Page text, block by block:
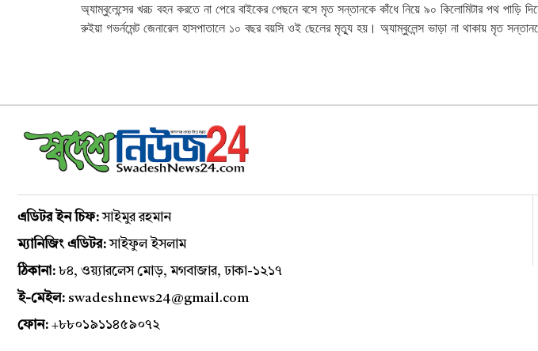
অ্যাম্বুলেন্সের খরচ বহন করতে না পেরে বাইকের পেছনে বসে মৃত সন্তানকে কাঁধে নিয়ে ৯০ কিলোমিটার পথ পাড়ি
রুইয়া গভর্নমেন্ট জেনারেল হাসপাতালে ১০ বছর বয়সি ওই ছেলের মৃত্যু হয়। অ্যাম্বুলেন্স ভাড়া না থাকায় মৃত
এডিটর ইন চিফ:সাইমুর রহমান
ম্যানিজিং এডিটর:সাইফুল ইসলাম
ঠিকানা: ৮৪, ওয়্যারলেস মোড়, মগবাজার, ঢাকা-১২১৭
ই-মেইল: swadeshnews24@gmail.com
ফোন: +৮৮০১৯১১৪৫৯০৭২